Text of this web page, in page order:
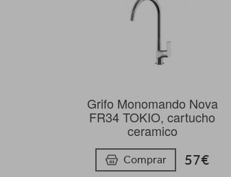
Grifo Monomando Nova
FR34 TOKIO, cartucho
ceramico
Comprar 57€